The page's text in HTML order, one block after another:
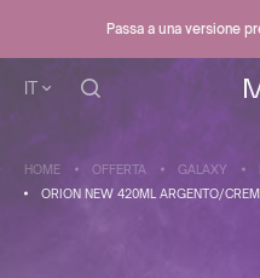
Passa a una versione
IT
HOME OFFERTA GALAXY
ORION NEW 420ML ARGENTO/